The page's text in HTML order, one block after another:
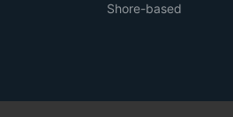
Shore-based